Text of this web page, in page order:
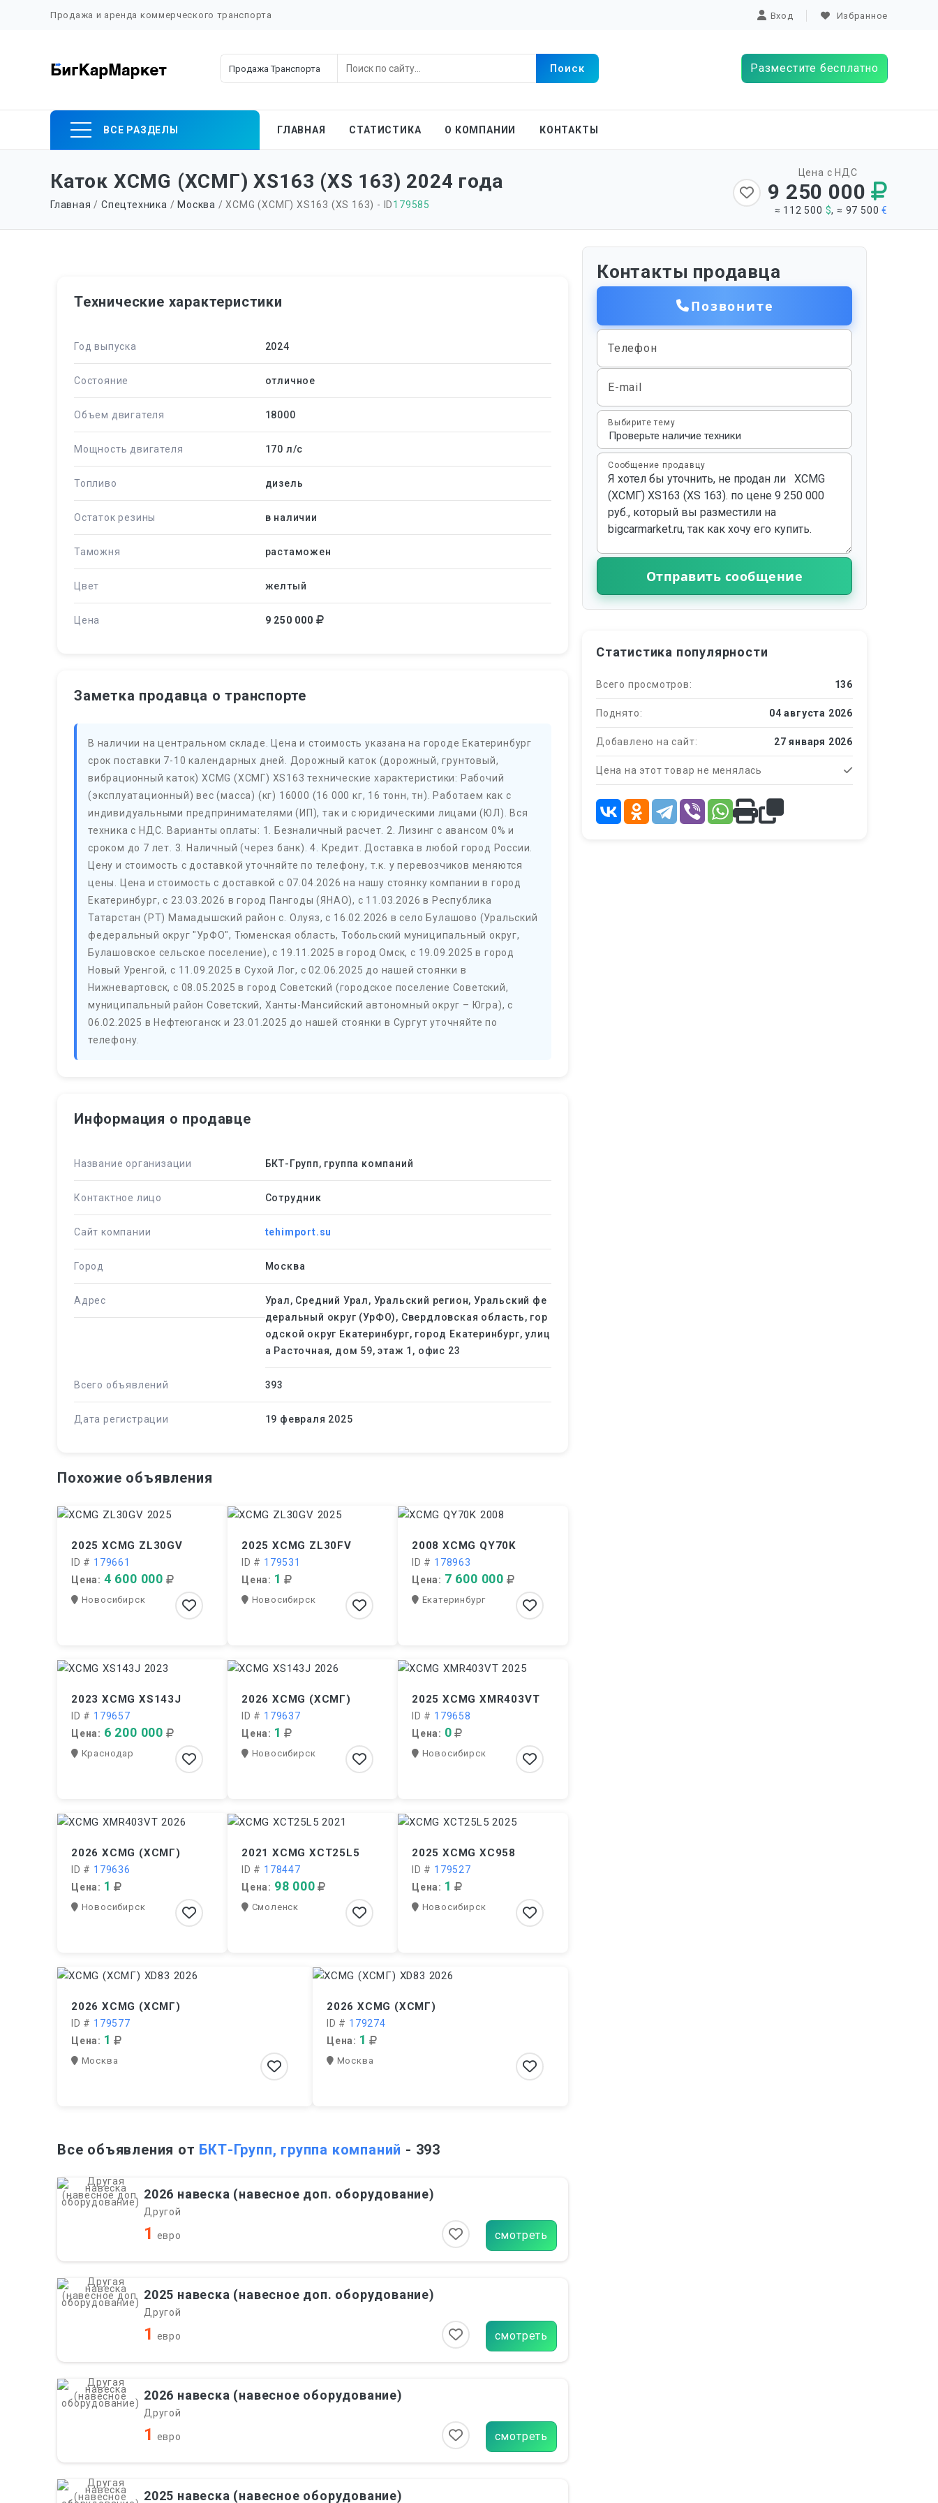
Продажа и аренда коммерческого транспорта Вход Избранное
Разместите бесплатно
ВСЕ РАЗДЕЛЫ
content
ГЛАВНАЯ СТАТИСТИКА О КОМПАНИИ КОНТАКТЫ
Каток XCMG (ХСМГ) XS163 (XS 163) 2024 года
Главная /Спецтехника /Москва / XCMG (ХСМГ) XS163 (XS 163) - ID179585
Цена с НДС
9 250 000
≈ 112 500 $, ≈ 97 500€
Технические характеристики
Год выпуска 2024
Состояние отличное
Объем двигателя 18000
Мощность двигателя 170 л/c
Топливо дизель
Остаток резины в наличии
Таможня растаможен
Цвет желтый
Цена 9 250 000
Заметка продавца о транспорте
В наличии на центральном складе. Цена и стоимость указана на городе Екатеринбург
срок поставки 7-10 календарных дней. Дорожный каток (дорожный, грунтовый,
вибрационный каток) XCMG (ХСМГ) XS163 технические характеристики: Рабочий
(эксплуатационный) вес (масса) (кг) 16000 (16 000 кг, 16 тонн, тн). Работаем как с
индивидуальными предпринимателями (ИП), так и с юридическими лицами (ЮЛ). Вся
техника с НДС. Варианты оплаты: 1. Безналичный расчет. 2. Лизинг с авансом 0% и
сроком до 7 лет. 3. Наличный (через банк). 4. Кредит. Доставка в любой город России.
Цену и стоимость с доставкой уточняйте по телефону, т.к. у перевозчиков меняются
цены. Цена и стоимость с доставкой с 07.04.2026 на нашу стоянку компании в город
Екатеринбург, с 23.03.2026 в город Пангоды (ЯНАО), с 11.03.2026 в Республика
Татарстан (РТ) Мамадышский район с. Олуяз, с 16.02.2026 в село Булашово (Уральский
федеральный округ "УрФО", Тюменская область, Тобольский муниципальный округ,
Булашовское сельское поселение), с 19.11.2025 в город Омск, с 19.09.2025 в город
Новый Уренгой, с 11.09.2025 в Сухой Лог, с 02.06.2025 до нашей стоянки в
Нижневартовск, с 08.05.2025 в город Советский (городское поселение Советский,
муниципальный район Советский, Ханты-Мансийский автономный округ – Югра), с
06.02.2025 в Нефтеюганск и 23.01.2025 до нашей стоянки в Сургут уточняйте по
телефону.
Информация о продавце
Название организации БКТ-Групп, группа компаний
Контактное лицо Сотрудник
Сайт компании tehimport.su
Город Москва
Адрес
Урал, Средний Урал, Уральский регион, Уральский фе
деральный округ (УрФО), Свердловская область, гор
одской округ Екатеринбург, город Екатеринбург, улиц
а Расточная, дом 59, этаж 1, офис 23
Всего объявлений 393
Дата регистрации 19 февраля 2025
Похожие объявления
2025 XCMG ZL30GV
ID # 179661
Цена: 4 600 000
Новосибирск
2025 XCMG ZL30FV
ID # 179531
Цена: 1
Новосибирск
2008 XCMG QY70K
ID # 178963
Цена: 7 600 000
Екатеринбург
2023 XCMG XS143J
ID # 179657
Цена: 6 200 000
Краснодар
2026 XCMG (ХСМГ)
ID # 179637
Цена: 1
Новосибирск
2025 XCMG XMR403VT
ID # 179658
Цена: 0
Новосибирск
2026 XCMG (ХСМГ)
ID # 179636
Цена: 1
Новосибирск
2021 XCMG XCT25L5
ID # 178447
Цена: 98 000
Смоленск
2025 XCMG XC958
ID # 179527
Цена: 1
Новосибирск
2026 XCMG (ХСМГ)
ID # 179577
Цена: 1
Москва
2026 XCMG (ХСМГ)
ID # 179274
Цена: 1
Москва
Все объявления от БКТ-Групп, группа компаний - 393
2026 навеска (навесное доп. оборудование)
Другой
1 евро смотреть
2025 навеска (навесное доп. оборудование)
Другой
1 евро смотреть
2026 навеска (навесное оборудование)
Другой
1 евро смотреть
2025 навеска (навесное оборудование)
Контакты продавца
Позвоните
Телефон
E-mail
Выбирите тему
Сообщение продавцу
Отправить сообщение
Статистика популярности
Всего просмотров: 136
Поднято: 04 августа 2026
Добавлено на сайт: 27 января 2026
Цена на этот товар не менялась